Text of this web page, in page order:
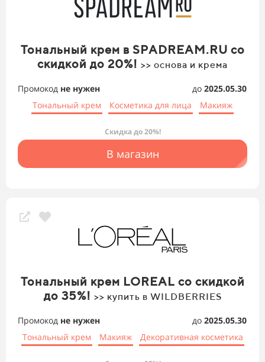
Тональный крем в SPADREAM.RU со
скидкой до 20%! >> основа и крема
Промокод не нужен до 2025.05.30
Тональный крем
Косметика для лица Макияж
Скидка до 20%!
В магазин
Тональный крем LOREAL со скидкой
до 35%! >> купить в WILDBERRIES
Промокод не нужен до 2025.05.30
Тональный крем
Макияж Декоративная косметика